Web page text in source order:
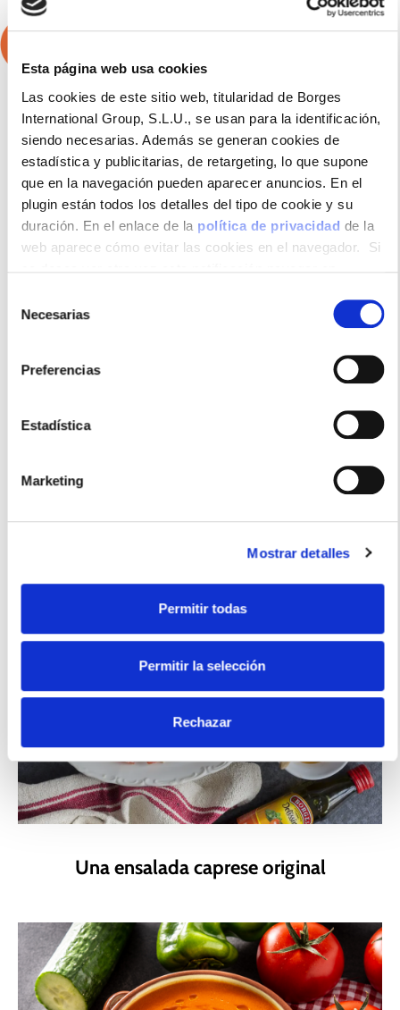
Esta página web usa cookies
Las cookies de este sitio web, titularidad de Borges
International Group, S.L.U., se usan para la identificación,
siendo necesarias. Además se generan cookies de
estadística y publicitarias, de retargeting, lo que supone
que en la navegación pueden aparecer anuncios. En el
plugin están todos los detalles del tipo de cookie y su
duración. En el enlace de la política de privacidad de la
web aparece cómo evitar las cookies en el navegador. Si
habiendo aceptado las cookies de analytics, Google
permite conocer algunos hábitos de navegación que no le
Necesarias
Preferencias
Estadística
Marketing
Mostrar detalles
Permitir todas
Permitir la selección
Rechazar
Productos utilizados en esta receta
Recetas similares
Una ensalada caprese original